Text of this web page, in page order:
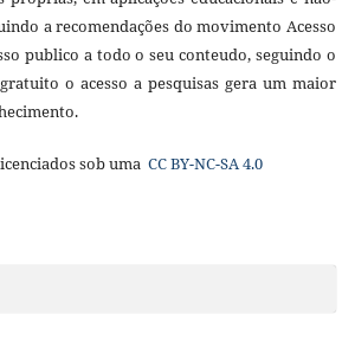
a recomendações do movimento Acesso
publico a todo o seu conteudo, seguindo o
o acesso a pesquisas gera um maior
sob uma CC BY-NC-SA 4.0